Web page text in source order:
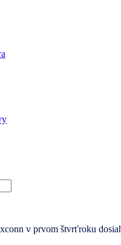
v prvom štvrťroku